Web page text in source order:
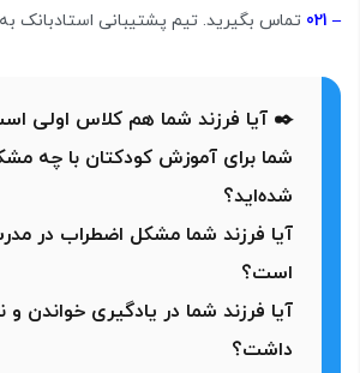
– 021
تماس بگیرید. تیم پشتیبانی استادبانک
✒️ آیا فرزند شما هم کلاس اولی
شما برای آموزش کودکتان با چه
شده‌اید؟
آیا فرزند شما مشکل اضطراب در
است؟
آیا فرزند شما در یادگیری خواندن
داشت؟